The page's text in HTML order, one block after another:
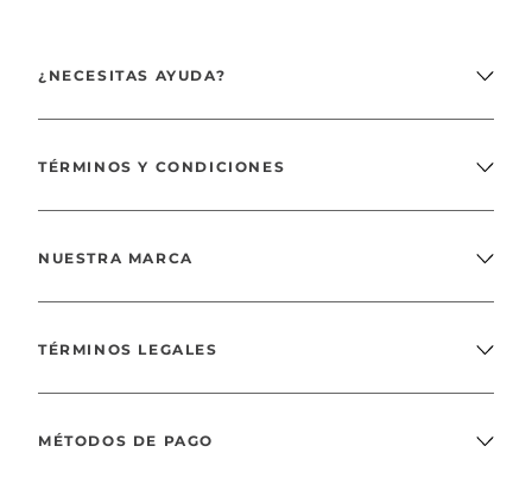
¿NECESITAS AYUDA?
TÉRMINOS Y CONDICIONES
NUESTRA MARCA
TÉRMINOS LEGALES
MÉTODOS DE PAGO